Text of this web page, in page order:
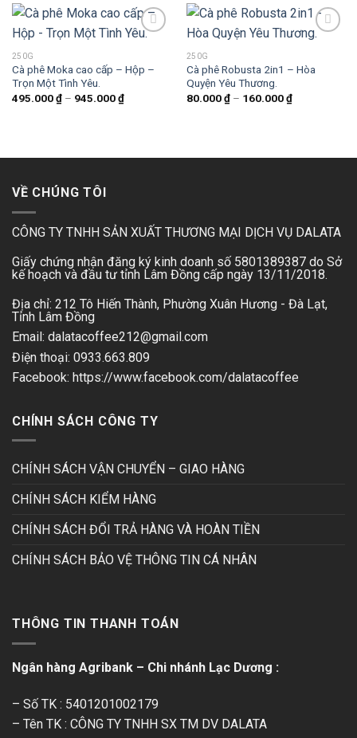
đến
175.000 ₫
đến
600.000 ₫
Add to
250G
Cà phê Moka cao cấp – Hộp –
Trọn Một Tình Yêu.
495.000₫ – 945.000₫Khoảng
giá:
Add to
250G
Cà phê Robusta 2in1 – Hòa
Quyện Yêu Thương.
80.000₫ – 160.000₫Khoảng
giá:
VỀ CHÚNG TÔI
CÔNG TY TNHH SẢN XUẤT THƯƠNG MẠI DỊCH VỤ DALATA
Giấy chứng nhận đăng ký kinh doanh số 5801389387 do Sở
kế hoạch và đầu tư tỉnh Lâm Đồng cấp ngày 13/11/2018.
Địa chỉ: 212 Tô Hiến Thành, Phường Xuân Hương - Đà Lạt,
Tỉnh Lâm Đồng
Email: dalatacoffee212@gmail.com
Điện thoại: 0933.663.809
Facebook: https://www.facebook.com/dalatacoffee
CHÍNH SÁCH CÔNG TY
CHÍNH SÁCH VẬN CHUYỂN – GIAO HÀNG
CHÍNH SÁCH KIỂM HÀNG
CHÍNH SÁCH ĐỔI TRẢ HÀNG VÀ HOÀN TIỀN
CHÍNH SÁCH BẢO VỆ THÔNG TIN CÁ NHÂN
THÔNG TIN THANH TOÁN
Ngân hàng Agribank – Chi nhánh Lạc Dương :
– Số TK : 5401201002179
– Tên TK : CÔNG TY TNHH SX TM DV DALATA